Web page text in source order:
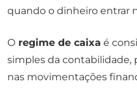
quando o dinheiro entrar
O regime de caixa é
simples da contabilidade,
nas movimentações